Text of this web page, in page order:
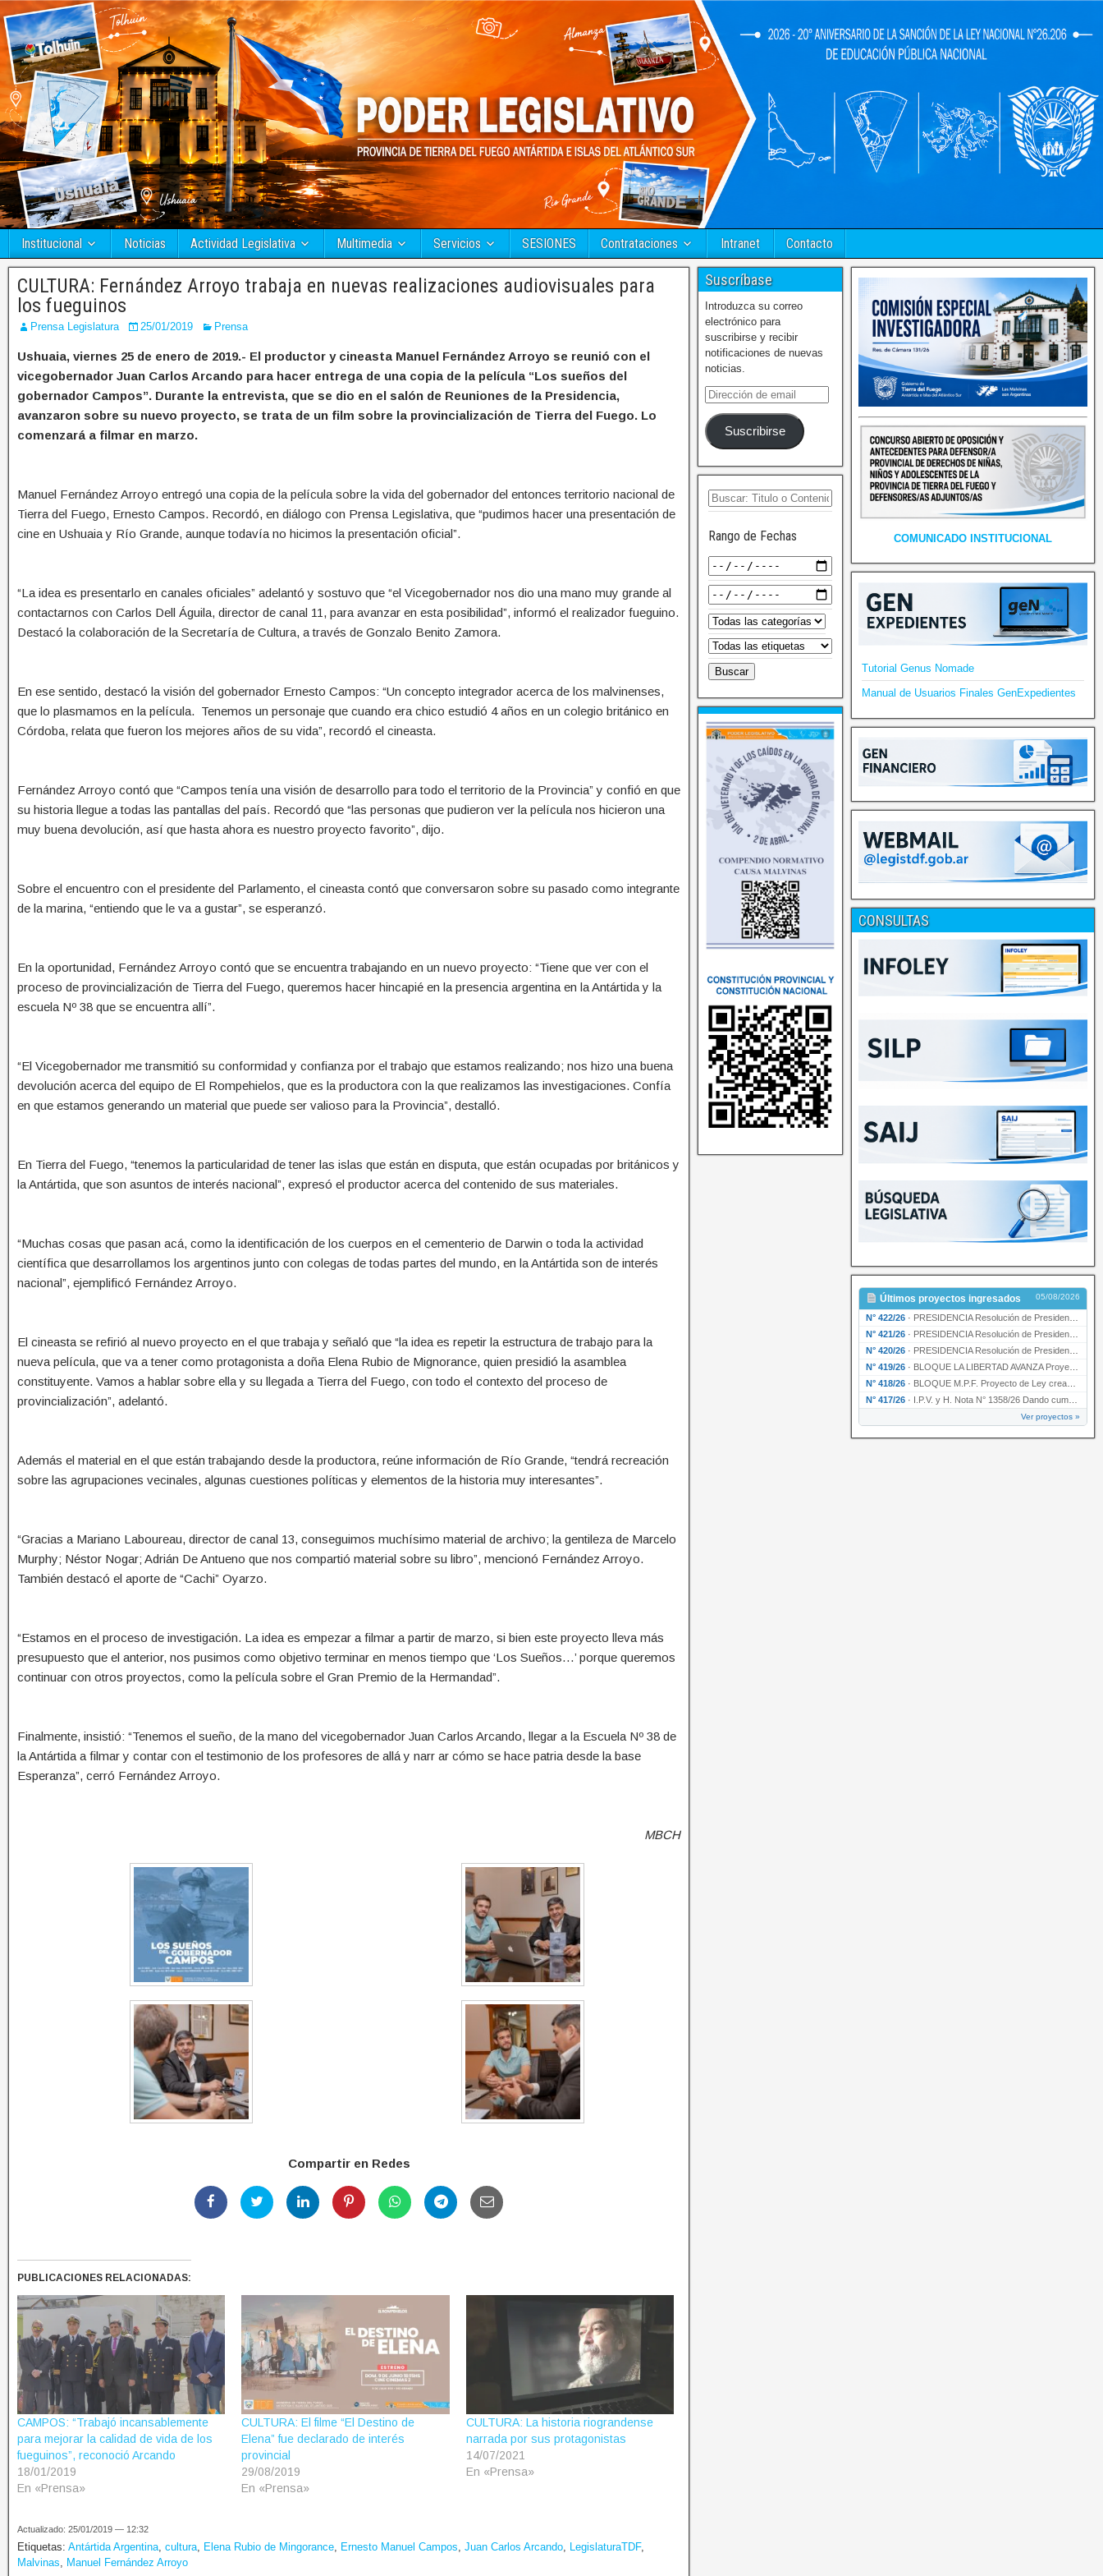
Institucional Noticias Actividad Legislativa Multimedia Servicios SESIONES Contrataciones Intranet Contacto
CULTURA: Fernández Arroyo trabaja en nuevas realizaciones audiovisuales para
los fueguinos
Prensa Legislatura 25/01/2019 Prensa
Ushuaia, viernes 25 de enero de 2019.- El productor y cineasta Manuel Fernández Arroyo se reunió con el
vicegobernador Juan Carlos Arcando para hacer entrega de una copia de la película “Los sueños del
gobernador Campos”. Durante la entrevista, que se dio en el salón de Reuniones de la Presidencia,
avanzaron sobre su nuevo proyecto, se trata de un film sobre la provincialización de Tierra del Fuego. Lo
comenzará a filmar en marzo.
Manuel Fernández Arroyo entregó una copia de la película sobre la vida del gobernador del entonces territorio nacional de
Tierra del Fuego, Ernesto Campos. Recordó, en diálogo con Prensa Legislativa, que “pudimos hacer una presentación de
cine en Ushuaia y Río Grande, aunque todavía no hicimos la presentación oficial”.
“La idea es presentarlo en canales oficiales” adelantó y sostuvo que “el Vicegobernador nos dio una mano muy grande al
contactarnos con Carlos Dell Águila, director de canal 11, para avanzar en esta posibilidad”, informó el realizador fueguino.
Destacó la colaboración de la Secretaría de Cultura, a través de Gonzalo Benito Zamora.
En ese sentido, destacó la visión del gobernador Ernesto Campos: “Un concepto integrador acerca de los malvinenses,
que lo plasmamos en la película. Tenemos un personaje que cuando era chico estudió 4 años en un colegio británico en
Córdoba, relata que fueron los mejores años de su vida”, recordó el cineasta.
Fernández Arroyo contó que “Campos tenía una visión de desarrollo para todo el territorio de la Provincia” y confió en que
su historia llegue a todas las pantallas del país. Recordó que “las personas que pudieron ver la película nos hicieron una
muy buena devolución, así que hasta ahora es nuestro proyecto favorito”, dijo.
Sobre el encuentro con el presidente del Parlamento, el cineasta contó que conversaron sobre su pasado como integrante
de la marina, “entiendo que le va a gustar”, se esperanzó.
En la oportunidad, Fernández Arroyo contó que se encuentra trabajando en un nuevo proyecto: “Tiene que ver con el
proceso de provincialización de Tierra del Fuego, queremos hacer hincapié en la presencia argentina en la Antártida y la
escuela Nº 38 que se encuentra allí”.
“El Vicegobernador me transmitió su conformidad y confianza por el trabajo que estamos realizando; nos hizo una buena
devolución acerca del equipo de El Rompehielos, que es la productora con la que realizamos las investigaciones. Confía
en que estamos generando un material que puede ser valioso para la Provincia”, destalló.
En Tierra del Fuego, “tenemos la particularidad de tener las islas que están en disputa, que están ocupadas por británicos y
la Antártida, que son asuntos de interés nacional”, expresó el productor acerca del contenido de sus materiales.
“Muchas cosas que pasan acá, como la identificación de los cuerpos en el cementerio de Darwin o toda la actividad
científica que desarrollamos los argentinos junto con colegas de todas partes del mundo, en la Antártida son de interés
nacional”, ejemplificó Fernández Arroyo.
El cineasta se refirió al nuevo proyecto en el que trabaja y señaló que “la idea es repetir la estructura de trabajo para la
nueva película, que va a tener como protagonista a doña Elena Rubio de Mignorance, quien presidió la asamblea
constituyente. Vamos a hablar sobre ella y su llegada a Tierra del Fuego, con todo el contexto del proceso de
provincialización”, adelantó.
Además el material en el que están trabajando desde la productora, reúne información de Río Grande, “tendrá recreación
sobre las agrupaciones vecinales, algunas cuestiones políticas y elementos de la historia muy interesantes”.
“Gracias a Mariano Laboureau, director de canal 13, conseguimos muchísimo material de archivo; la gentileza de Marcelo
Murphy; Néstor Nogar; Adrián De Antueno que nos compartió material sobre su libro”, mencionó Fernández Arroyo.
También destacó el aporte de “Cachi” Oyarzo.
“Estamos en el proceso de investigación. La idea es empezar a filmar a partir de marzo, si bien este proyecto lleva más
presupuesto que el anterior, nos pusimos como objetivo terminar en menos tiempo que ‘Los Sueños…’ porque queremos
continuar con otros proyectos, como la película sobre el Gran Premio de la Hermandad”.
Finalmente, insistió: “Tenemos el sueño, de la mano del vicegobernador Juan Carlos Arcando, llegar a la Escuela Nº 38 de
la Antártida a filmar y contar con el testimonio de los profesores de allá y narr ar cómo se hace patria desde la base
Esperanza”, cerró Fernández Arroyo.
MBCH
Compartir en Redes
PUBLICACIONES RELACIONADAS:
CAMPOS: “Trabajó incansablemente
para mejorar la calidad de vida de los
fueguinos”, reconoció Arcando
18/01/2019
En «Prensa»
CULTURA: El filme “El Destino de
Elena” fue declarado de interés
provincial
29/08/2019
En «Prensa»
CULTURA: La historia riograndense
narrada por sus protagonistas
14/07/2021
En «Prensa»
Actualizado: 25/01/2019 — 12:32
Etiquetas: Antártida Argentina, cultura, Elena Rubio de Mingorance, Ernesto Manuel Campos, Juan Carlos Arcando, LegislaturaTDF,
Malvinas, Manuel Fernández Arroyo
Suscríbase
Introduzca su correo
electrónico para
suscribirse y recibir
notificaciones de nuevas
noticias.
Suscribirse
Rango de Fechas COMUNICADO INSTITUCIONAL
Tutorial Genus Nomade
Manual de Usuarios Finales GenExpedientes
CONSULTAS
Últimos proyectos ingresados 05/08/2026
N° 422/26 · PRESIDENCIA Resolución de Presidencia N° 200/26 para su ratificación.
N° 421/26 · PRESIDENCIA Resolución de Presidencia N° 199/26 para su ratificación.
N° 420/26 · PRESIDENCIA Resolución de Presidencia N° 198/26 para su ratificación.
N° 419/26 · BLOQUE LA LIBERTAD AVANZA Proyecto de Ley declarando la esencialidad del servicio educativ…
N° 418/26 · BLOQUE M.P.F. Proyecto de Ley creando el Ente Único Regulador de servicios públicos de la …
N° 417/26 · I.P.V. y H. Nota N° 1358/26 Dando cumplimiento al artículo 29 de la Ley provincial N° 1399…
Ver proyectos »